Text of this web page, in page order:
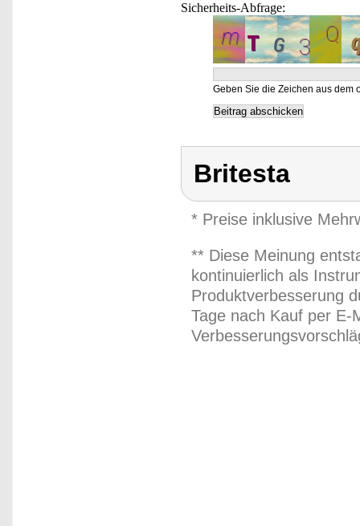
Sicherheits-Abfrage:
Geben Sie die Zeichen aus dem
Britesta
* Preise inklusive
** Diese Meinung
kontinuierlich als
Produktverbesserung
Tage nach Kauf per E-